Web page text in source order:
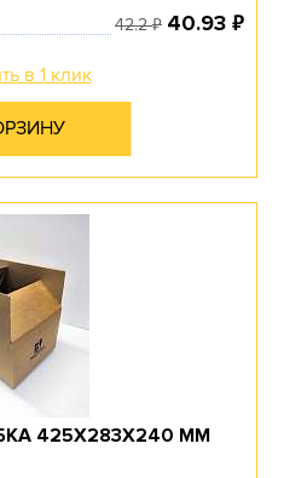
42.2₽ 40.93 ₽
в 1 клик
425Х283Х240 ММ